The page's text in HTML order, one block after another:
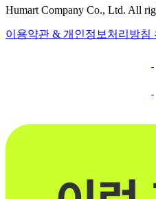
Humart Company Co., Ltd. All
이용약관 & 개인정보처리방침